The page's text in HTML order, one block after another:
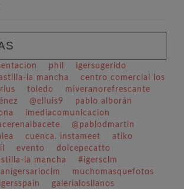
phil
igersugerido
la mancha
centro comercial los
toledo
miveranorefrescante
@elluis9
pablo alborán
imediacomunicacion
@pablodmartin
cuenca. instameet
atiko
evento
dolcepecatto
la mancha
#igersclm
anigersarioclm
muchomasquefotos
igersspain
galeríalosllanos